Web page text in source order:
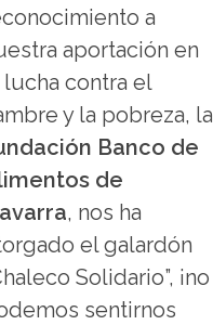
a
aportación en
lucha contra el
y la pobreza, la
Banco de
de
, nos ha
el galardón
Solidario”, ¡no
sentirnos